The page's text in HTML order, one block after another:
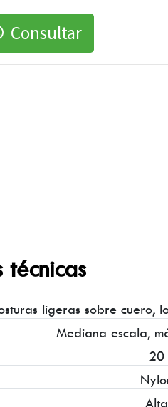
Consultar
técnicas
ligeras sobre cuero,
Mediana escala,
20
Alta